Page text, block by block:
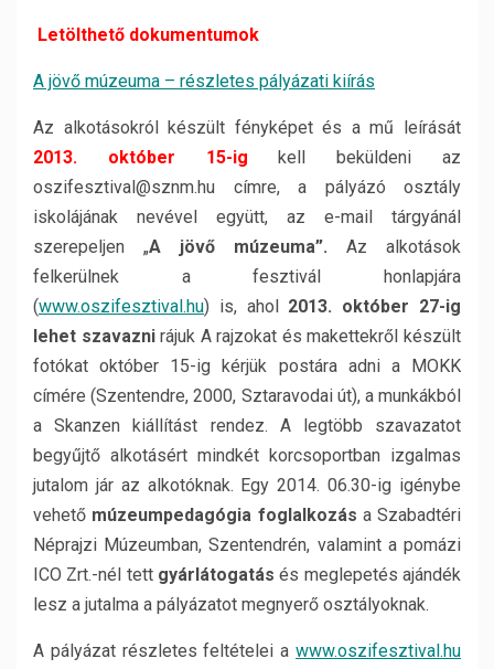
Letölthető dokumentumok
A jövő múzeuma – részletes pályázati kiírás
Az alkotásokról készült fényképet és a mű leírását
2013. október 15-ig kell beküldeni az
oszifesztival@sznm.hu címre, a pályázó osztály
iskolájának nevével együtt, az e-mail tárgyánál
szerepeljen „A jövő múzeuma”. Az alkotások
felkerülnek a fesztivál honlapjára
(www.oszifesztival.hu) is, ahol 2013. október 27-ig
lehet szavaznirájuk A rajzokat és makettekről készült
fotókat október 15-ig kérjük postára adni a MOKK
címére (Szentendre, 2000, Sztaravodai út), a munkákból
a Skanzen kiállítást rendez. A legtöbb szavazatot
begyűjtő alkotásért mindkét korcsoportban izgalmas
jutalom jár az alkotóknak. Egy 2014. 06.30-ig igénybe
vehető múzeumpedagógia foglalkozás a Szabadtéri
Néprajzi Múzeumban, Szentendrén, valamint a pomázi
ICO Zrt.-nél tett gyárlátogatás és meglepetés ajándék
lesz a jutalma a pályázatot megnyerő osztályoknak.
A pályázat részletes feltételei a www.oszifesztival.hu